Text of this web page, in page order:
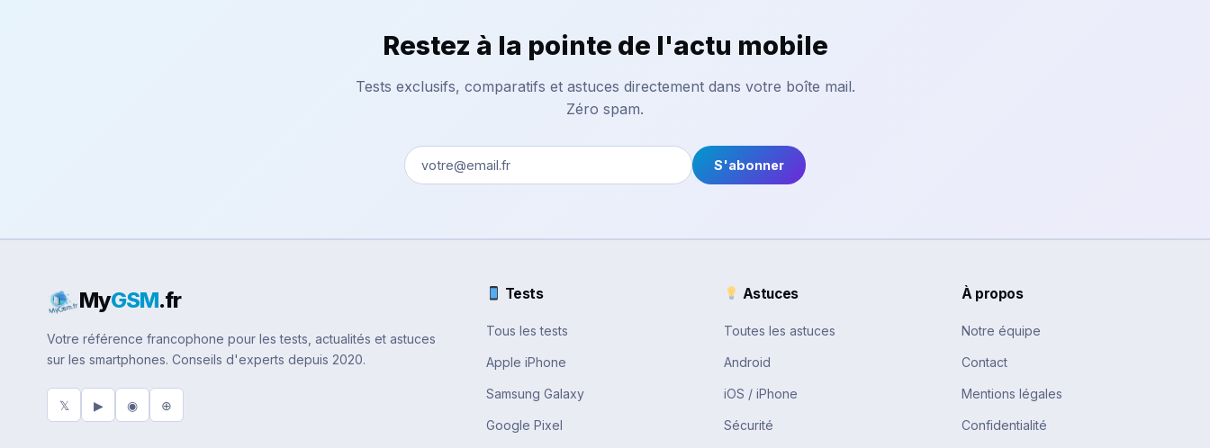
Restez à la pointe de l'actu mobile
Tests exclusifs, comparatifs et astuces directement dans votre boîte mail.
Zéro spam.
S'abonner
MyGSM.fr
Votre référence francophone pour les tests, actualités et astuces
sur les smartphones. Conseils d'experts depuis 2020.
𝕏 ▶ ◉ ⊕
Tests
Tous les tests
Apple iPhone
Samsung Galaxy
Google Pixel
Astuces
Toutes les astuces
Android
iOS / iPhone
Sécurité
À propos
Notre équipe
Contact
Mentions légales
Confidentialité